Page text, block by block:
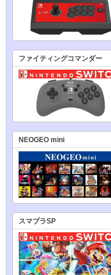
ファイティングコマンダー
NEOGEO mini
スマブラSP